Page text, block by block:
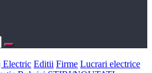
Electric Editii Firme Lucrari electrice